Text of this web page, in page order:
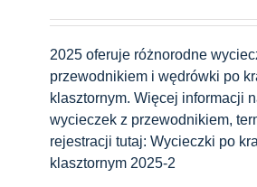
2025 oferuje różnorodne
przewodnikiem i wędrówki po
klasztornym. Więcej informacji
wycieczek z przewodnikiem,
rejestracji tutaj: Wycieczki po
klasztornym 2025-2